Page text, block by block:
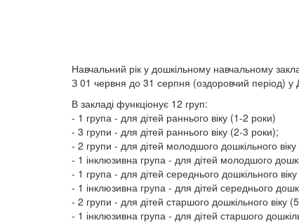
Навчальний рік у дошкільному навчальному
З 01 червня до 31 серпня (оздоровчий період)
В закладі функціонує 12 груп:
- 1 група - для дітей раннього віку (1-2 роки)
- 3 групи - для дітей раннього віку (2-3 роки);
- 2 групи - для дітей молодшого дошкільного
- 1 інклюзивна група - для дітей молодшого
- 1 група - для дітей середнього дошкільного
- 1 інклюзивна група - для дітей середнього
- 2 групи - для дітей старшого дошкільного віку
- 1 інклюзивна група - для дітей старшого